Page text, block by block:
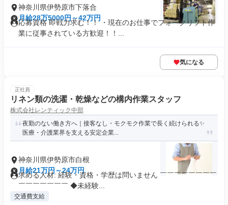
神奈川県伊勢原市下落合
月給28万5000円～42万円
応募資格 即戦力求む！！ ・現在のお仕事でフォークリフト作
業に従事されている方歓迎！！...
気になる
正社員
リネン類の洗濯・乾燥などの構内作業スタッフ
株式会社レンティック中部
夜勤のない働き方へ｜接客なし・モクモク作業で長く続けられる✨
医療・介護業界を支える安定企業...
神奈川県伊勢原市白根
月給21万円～24万円
求める人材: 経験・資格・学歴は問いません ￣￣￣￣￣￣￣￣
￣￣￣￣￣￣￣ ◆未経験...
交通費支給